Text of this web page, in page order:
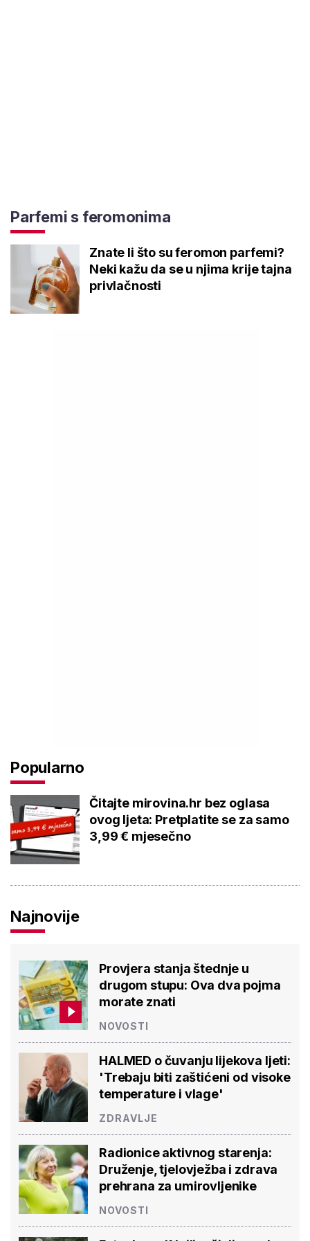
Parfemi s feromonima
Znate li što su feromon parfemi?
Neki kažu da se u njima krije tajna
privlačnosti
Popularno
Čitajte mirovina.hr bez oglasa
ovog ljeta: Pretplatite se za samo
3,99 € mjesečno
Najnovije
Provjera stanja štednje u
drugom stupu: Ova dva pojma
morate znati
NOVOSTI
HALMED o čuvanju lijekova ljeti:
'Trebaju biti zaštićeni od visoke
temperature i vlage'
ZDRAVLJE
Radionice aktivnog starenja:
Druženje, tjelovježba i zdrava
prehrana za umirovljenike
NOVOSTI